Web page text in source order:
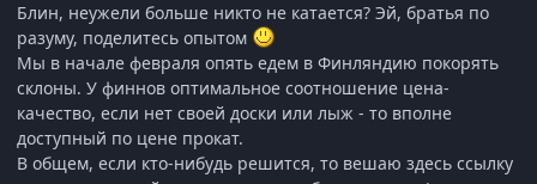
Блин, неужели больше никто не катается? Эй, братья по
разуму, поделитесь опытом
Мы в начале февраля опять едем в Финляндию покорять
склоны. У финнов оптимальное соотношение цена-
качество, если нет своей доски или лыж - то вполне
доступный по цене прокат.
В общем, если кто-нибудь решится, то вешаю здесь ссылку